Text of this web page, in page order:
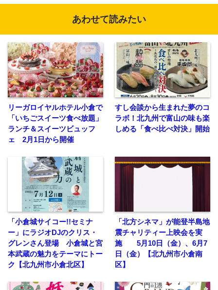
あわせて読みたい
リーガロイヤルホテル小倉で
「いちごスイーツ食べ放題」
ランチ＆スイーツビュッフ
ェ 2月1日から開催
すし会談から生まれた夢のコ
ラボ！北九州で富山の味も楽
しめる「食べ比べ対決」開始
「小倉城サイコー!!セミナ
ー」にラジオDJのクリス・
グレンさん登場 小倉城と宮
本武蔵の魅力をテーマにトー
ク【北九州市小倉北区】
「北方シネマ」が能登半島地
震チャリティー上映会を実
施 5月10日（金）、6月7
日（金）【北九州市小倉南
区】